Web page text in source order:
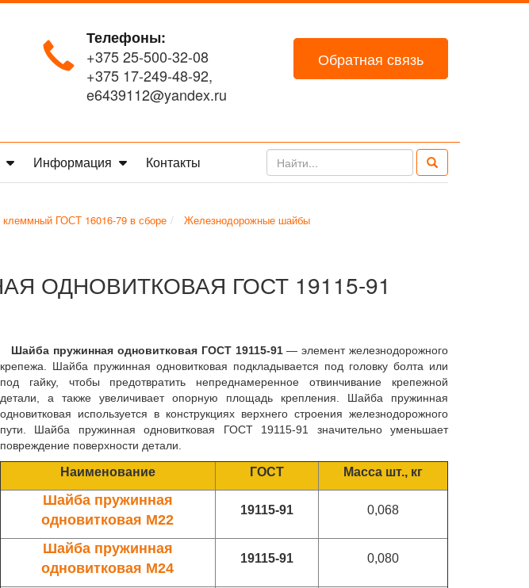
Телефоны:
+375 25-500-32-08
+375 17-249-48-92,
e6439112@yandex.ru
Обратная связь
Информация Контакты
клеммный ГОСТ 16016-79 в сборе
Железнодорожные шайбы
ОДНОВИТКОВАЯ ГОСТ 19115-91
Шайба пружинная одновитковая ГОСТ 19115-91— элемент железнодорожного
крепежа. Шайба пружинная одновитковая подкладывается под головку болта или
под гайку, чтобы предотвратить непреднамеренное отвинчивание крепежной
детали, а также увеличивает опорную площадь крепления. Шайба пружинная
одновитковая используется в конструкциях верхнего строения железнодорожного
пути. Шайба пружинная одновитковая ГОСТ 19115-91 значительно уменьшает
повреждение поверхности детали.
Наименование ГОСТ Масса шт., кг
Шайба пружинная
одновитковая М22
19115-91 0,068
Шайба пружинная
одновитковая М24
19115-91 0,080